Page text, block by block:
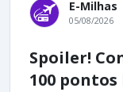
E-Milhas
05/08/2026
Spoiler!
100